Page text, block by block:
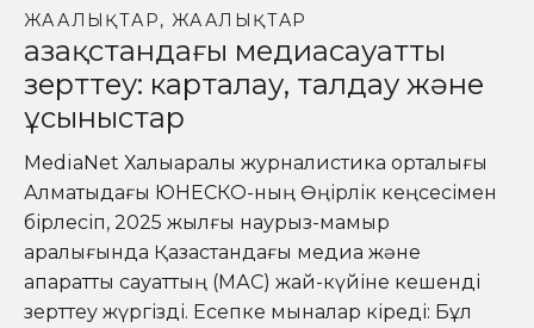
ЖАҢАЛЫҚТАР, ЖАҢАЛЫҚТАР
Қазақстандағы медиасауатты
зерттеу: карталау, талдау және
ұсыныcтар
MediaNet Халықаралық журналистика орталығы
Алматыдағы ЮНЕСКО-ның Өңірлік кеңсесімен
бірлесіп, 2025 жылғы наурыз-мамыр
аралығында Қазақстандағы медиа және
ақпараттық сауаттың (МАС) жай-күйіне кешенді
зерттеу жүргізді. Есепке мыналар кіреді: Бұл